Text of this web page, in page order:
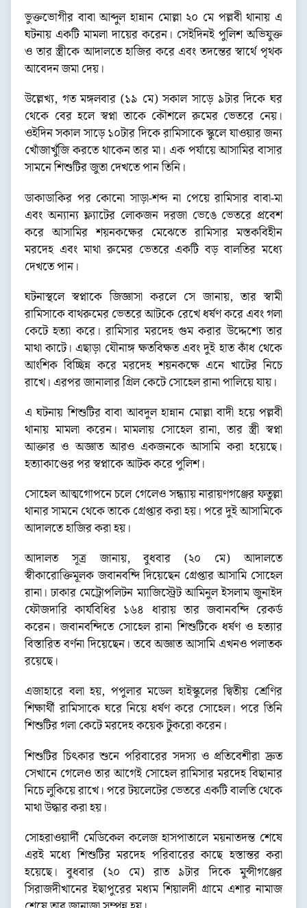
ভুক্তভোগীর বাবা আব্দুল হান্নান মোল্লা ২০ মে পল্লবী থানায় এ
ঘটনায় একটি মামলা দায়ের করেন। সেইদিনই পুলিশ অভিযুক্ত
ও তার স্ত্রীকে আদালতে হাজির করে এবং তদন্তের স্বার্থে পৃথক
আবেদন জমা দেয়।
উল্লেখ্য, গত মঙ্গলবার (১৯ মে) সকাল সাড়ে ৯টার দিকে ঘর
থেকে বের হলে স্বপ্না তাকে কৌশলে রুমের ভেতরে নেয়।
ওইদিন সকাল সাড়ে ১০টার দিকে রামিসাকে স্কুলে যাওয়ার জন্য
খোঁজাখুঁজি করতে থাকেন তার মা। এক পর্যায়ে আসামির বাসার
সামনে শিশুটির জুতা দেখতে পান তিনি।
ডাকাডাকির পর কোনো সাড়া-শব্দ না পেয়ে রামিসার বাবা-মা
এবং অন্যান্য ফ্ল্যাটের লোকজন দরজা ভেঙে ভেতরে প্রবেশ
করে আসামির শয়নকক্ষের মেঝেতে রামিসার মস্তকবিহীন
মরদেহ এবং মাথা রুমের ভেতরে একটি বড় বালতির মধ্যে
দেখতে পান।
ঘটনাস্থলে স্বপ্নাকে জিজ্ঞাসা করলে সে জানায়, তার স্বামী
রামিসাকে বাথরুমের ভেতরে আটকে রেখে ধর্ষণ করে এবং গলা
কেটে হত্যা করে। রামিসার মরদেহ গুম করার উদ্দেশ্যে তার
মাথা কাটে। এছাড়া যৌনাঙ্গ ক্ষতবিক্ষত এবং দুই হাত কাঁধ থেকে
আংশিক বিচ্ছিন্ন করে মরদেহ শয়নকক্ষে এনে খাটের নিচে
রাখে। এরপর জানালার গ্রিল কেটে সোহেল রানা পালিয়ে যায়।
এ ঘটনায় শিশুটির বাবা আবদুল হান্নান মোল্লা বাদী হয়ে পল্লবী
থানায় মামলা করেন। মামলায় সোহেল রানা, তার স্ত্রী স্বপ্না
আক্তার ও অজ্ঞাত আরও একজনকে আসামি করা হয়েছে।
হত্যাকাণ্ডের পর স্বপ্নাকে আটক করে পুলিশ।
সোহেল আত্মগোপনে চলে গেলেও সন্ধ্যায় নারায়ণগঞ্জের ফতুল্লা
থানার সামনে থেকে তাকে গ্রেপ্তার করা হয়। পরে দুই আসামিকে
আদালতে হাজির করা হয়।
আদালত সূত্র জানায়, বুধবার (২০ মে) আদালতে
স্বীকারোক্তিমূলক জবানবন্দি দিয়েছেন গ্রেপ্তার আসামি সোহেল
রানা। ঢাকার মেট্রোপলিটন ম্যাজিস্ট্রেট আমিনুল ইসলাম জুনাইদ
ফৌজদারি কার্যবিধির ১৬৪ ধারায় তার জবানবন্দি রেকর্ড
করেন। জবানবন্দিতে সোহেল রানা শিশুটিকে ধর্ষণ ও হত্যার
বিস্তারিত বর্ণনা দিয়েছেন। তবে অজ্ঞাত আসামি এখনও পলাতক
রয়েছে।
এজাহারে বলা হয়, পপুলার মডেল হাইস্কুলের দ্বিতীয় শ্রেণির
শিক্ষার্থী রামিসাকে ঘরে নিয়ে ধর্ষণ করে সোহেল। পরে তিনি
শিশুটির গলা কেটে মরদেহ কয়েক টুকরো করেন।
শিশুটির চিৎকার শুনে পরিবারের সদস্য ও প্রতিবেশীরা দ্রুত
সেখানে গেলেও তার আগেই সোহেল রামিসার মরদেহ বিছানার
নিচে লুকিয়ে রাখে। পরে টয়লেটের ভেতরে একটি বালতি থেকে
মাথা উদ্ধার করা হয়।
সোহরাওয়ার্দী মেডিকেল কলেজ হাসপাতালে ময়নাতদন্ত শেষে
এরই মধ্যে শিশুটির মরদেহ পরিবারের কাছে হস্তান্তর করা
হয়েছে। বুধবার (২০ মে) রাত ৯টার দিকে মুন্সীগঞ্জের
সিরাজদীখানের ইছাপুরের মধ্যম শিয়ালদী গ্রামে এশার নামাজ